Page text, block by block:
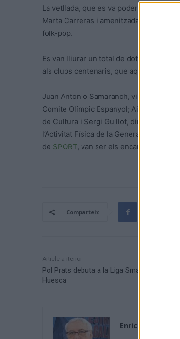
La vetllada, que es va poder veure en
Marta Carreras i amenitzada pels
folk-pop.
Es van lliurar un total de dotze premis,
als clubs centenaris, que aquest any
Juan Antonio Samaranch,
Comité Olímpic Espanyol; Aitor Moll,
de Cultura i Sergi Guillot, director de
l’Activitat Física de la Generalitat de
de SPORT, van ser els encarregats de
Comparteix
Article anterior
Pol Prats debuta a la Liga SmartBank amb
Huesca
Enric Alguero